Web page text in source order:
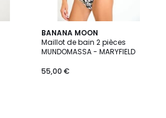
BANANA MOON
Maillot de bain 2 pièces
MUNDOMASSA - MARYFIELD
55,00 €